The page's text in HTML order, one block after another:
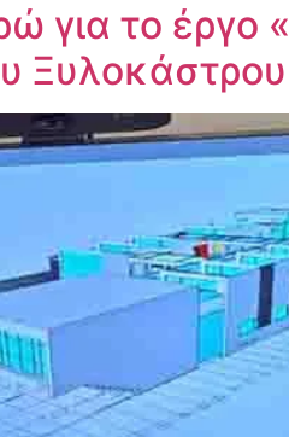
για το έργο